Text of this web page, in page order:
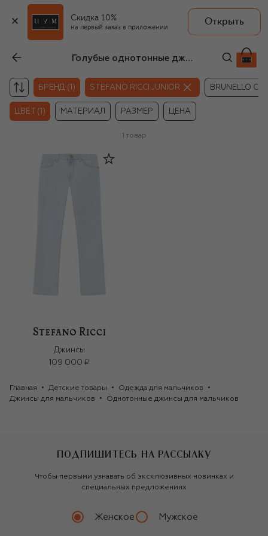
Скидка 10%
на первый заказ в приложении
Открыть
Голубые однотонные джинсы Stefano Ricci Junior для мальчиков
БРЕНД (1) STEFANO RICCI JUNIOR BRUNELLO
ЦВЕТ (1) МАТЕРИАЛ РАЗМЕР ЦЕНА
1 товар
Джинсы
109 000 ₽
Главная Детские товары
Одежда для мальчиков
Джинсы для мальчиков
Однотонные джинсы для мальчиков
ПОДПИШИТЕСЬ НА РАССЫЛКУ
Чтобы первыми узнавать об эксклюзивных новинках и
специальных предложениях
Женское Мужское